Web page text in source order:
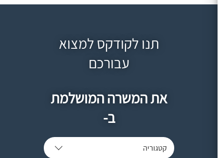
תנו לקודקס למצוא
עבורכם
את המשרה המושלמת
ב-
קטגוריה